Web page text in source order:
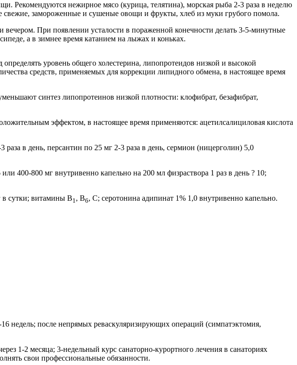
Рекомендуются нежирное мясо (курица, телятина), морская рыба 2-3 раза в неделю
замороженные и сушеные овощи и фрукты, хлеб из муки грубого помола.
вечером. При появлении усталости в пораженной конечности делать 3-5-минутные
а в зимнее время катанием на лыжах и коньках.
уровень общего холестерина, липопротеидов низкой и высокой
средств, применяемых для коррекции липидного обмена, в настоящее время
синтез липопротеинов низкой плотности: клофибрат, безафибрат,
эффектом, в настоящее время применяются: ацетилсалициловая кислота
в день, персантин по 25 мг 2-3 раза в день, сермион (ницерголин) 5,0
400-800 мг внутривенно капельно на 200 мл физраствора 1 раз в день ? 10;
в сутки; витамины В1, В6, С; серотонина адипинат 1% 1,0 внутривенно капельно.
недель; после непрямых реваскуляризирующих операций (симпатэктомия,
1-2 месяца; 3-недельный курс санаторно-курортного лечения в санаториях
свои профессиональные обязанности.